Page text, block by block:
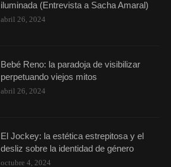
iluminada (Entrevista a Sacha Amaral)
abril 26, 2024
Bebé Reno: la paradoja de visibilizar
perpetuando viejos mitos
abril 26, 2024
El Jockey: la estética estrepitosa y el
desliz sobre la identidad de género
octubre 4, 2024